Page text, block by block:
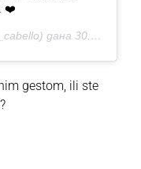
❤️
дана 30. Сеп 2020. у 9:58 PDT
gestom, ili ste